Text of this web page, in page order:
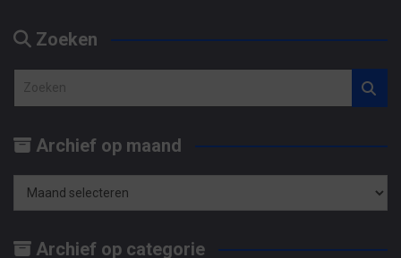
Zoeken
k
Archief op maand
Archief
maandArchief op categorie